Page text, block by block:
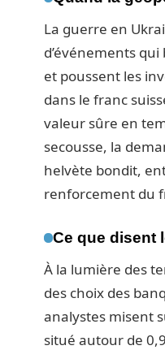
La guerre en
d’événements
et poussent les
dans le franc
valeur sûre en
secousse, la
helvète bondit,
renforcement du
Ce que disent
À la lumière des
des choix des
analystes misent
situé autour de